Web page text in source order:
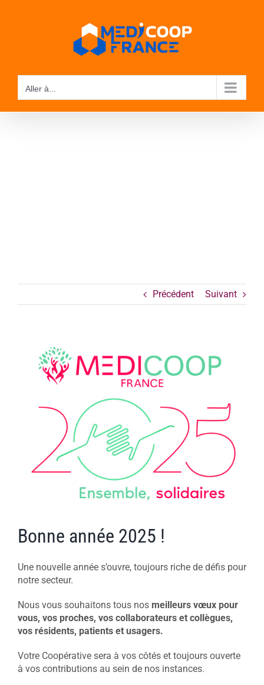
Aller à...
Précédent Suivant
l'image
agrandie
Bonne année 2025 !
Une nouvelle année s’ouvre, toujours riche de défis pour
notre secteur.
Nous vous souhaitons tous nos meilleurs vœux pour
vous, vos proches, vos collaborateurs et collègues,
vos résidents, patients et usagers.
Votre Coopérative sera à vos côtés et toujours ouverte
à vos contributions au sein de nos instances.